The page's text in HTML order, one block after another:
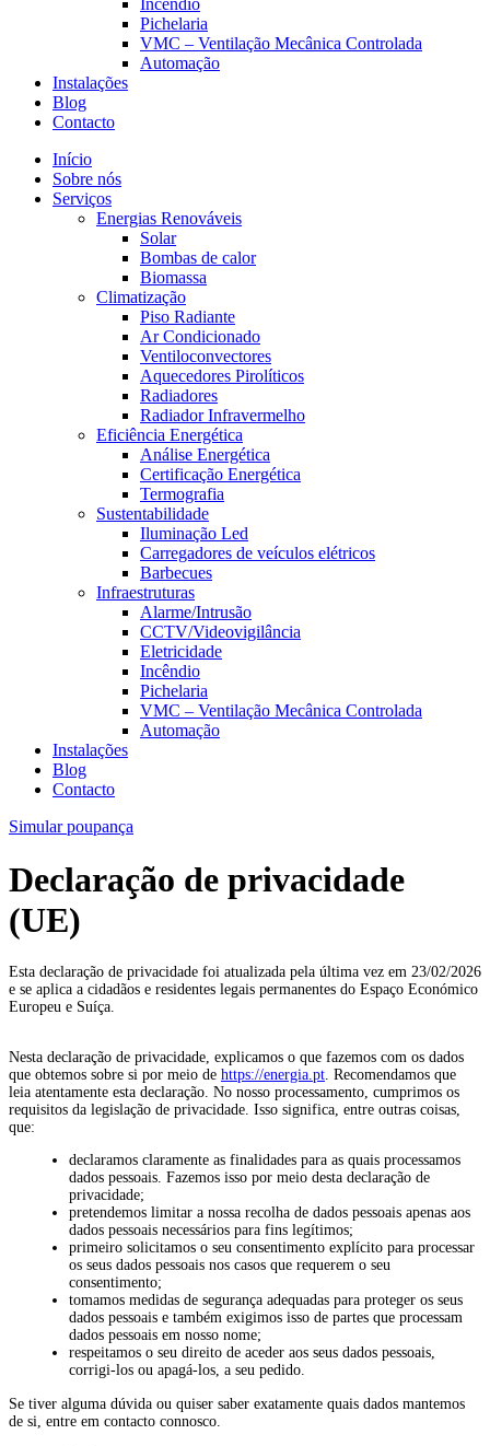
Pichelaria
VMC – Ventilação Mecânica Controlada
Automação
Instalações
Blog
Contacto
Início
Sobre nós
Serviços
Energias Renováveis
Solar
Bombas de calor
Biomassa
Climatização
Piso Radiante
Ar Condicionado
Ventiloconvectores
Aquecedores Pirolíticos
Radiadores
Radiador Infravermelho
Eficiência Energética
Análise Energética
Certificação Energética
Termografia
Sustentabilidade
Iluminação Led
Carregadores de veículos elétricos
Barbecues
Infraestruturas
Alarme/Intrusão
CCTV/Videovigilância
Eletricidade
Incêndio
Pichelaria
VMC – Ventilação Mecânica Controlada
Automação
Instalações
Blog
Contacto
Simular poupança
Declaração de privacidade
(UE)
Esta declaração de privacidade foi atualizada pela última vez em 23/02/2026
e se aplica a cidadãos e residentes legais permanentes do Espaço Económico
Europeu e Suíça.
Nesta declaração de privacidade, explicamos o que fazemos com os dados
que obtemos sobre si por meio de https://energia.pt. Recomendamos que
leia atentamente esta declaração. No nosso processamento, cumprimos os
requisitos da legislação de privacidade. Isso significa, entre outras coisas,
que:
declaramos claramente as finalidades para as quais processamos
dados pessoais. Fazemos isso por meio desta declaração de
privacidade;
pretendemos limitar a nossa recolha de dados pessoais apenas aos
dados pessoais necessários para fins legítimos;
primeiro solicitamos o seu consentimento explícito para processar
os seus dados pessoais nos casos que requerem o seu
consentimento;
tomamos medidas de segurança adequadas para proteger os seus
dados pessoais e também exigimos isso de partes que processam
dados pessoais em nosso nome;
respeitamos o seu direito de aceder aos seus dados pessoais,
corrigi-los ou apagá-los, a seu pedido.
Se tiver alguma dúvida ou quiser saber exatamente quais dados mantemos
de si, entre em contacto connosco.